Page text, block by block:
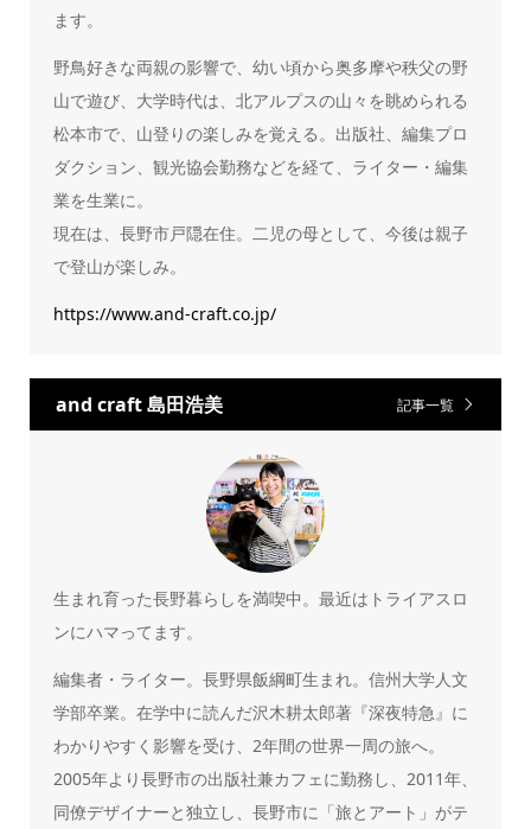
ます。
野鳥好きな両親の影響で、幼い頃から奥多摩や秩父の野
山で遊び、大学時代は、北アルプスの山々を眺められる
松本市で、山登りの楽しみを覚える。出版社、編集プロ
ダクション、観光協会勤務などを経て、ライター・編集
業を生業に。
現在は、長野市戸隠在住。二児の母として、今後は親子
で登山が楽しみ。
https://www.and-craft.co.jp/
and craft 島田浩美 記事一覧
生まれ育った長野暮らしを満喫中。最近はトライアスロ
ンにハマってます。
編集者・ライター。長野県飯綱町生まれ。信州大学人文
学部卒業。在学中に読んだ沢木耕太郎著『深夜特急』に
わかりやすく影響を受け、2年間の世界一周の旅へ。
2005年より長野市の出版社兼カフェに勤務し、2011年、
同僚デザイナーと独立し、長野市に「旅とアート」がテ